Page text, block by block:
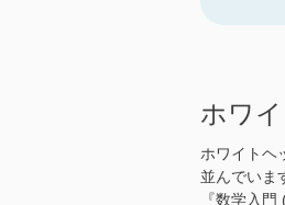
ホワ
ホワイトヘ
並んでいま
『数学入